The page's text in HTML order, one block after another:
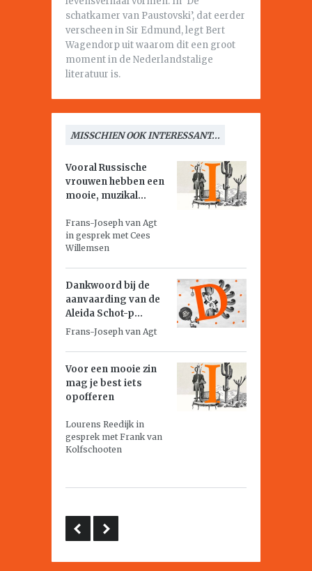
schatkamer van Paustovski’, dat eerder
verscheen in Sir Edmund, legt Bert
Wagendorp uit waarom dit een groot
moment in de Nederlandstalige
literatuur is.
MISSCHIEN OOK INTERESSANT...
Vooral Russische
vrouwen hebben een
mooie, muzikal...
Frans-Joseph van Agt
in gesprek met Cees
Willemsen
Dankwoord bij de
aanvaarding van de
Aleida Schot-p...
Frans-Joseph van Agt
Voor een mooie zin
mag je best iets
opofferen
Lourens Reedijk in
gesprek met Frank van
Kolfschooten